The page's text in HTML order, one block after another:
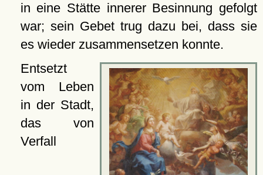
in eine Stätte innerer Besinnung gefolgt
war; sein Gebet trug dazu bei, dass sie
es wieder zusammensetzen konnte.
Entsetzt
vom Leben
in der Stadt,
das von
Verfall